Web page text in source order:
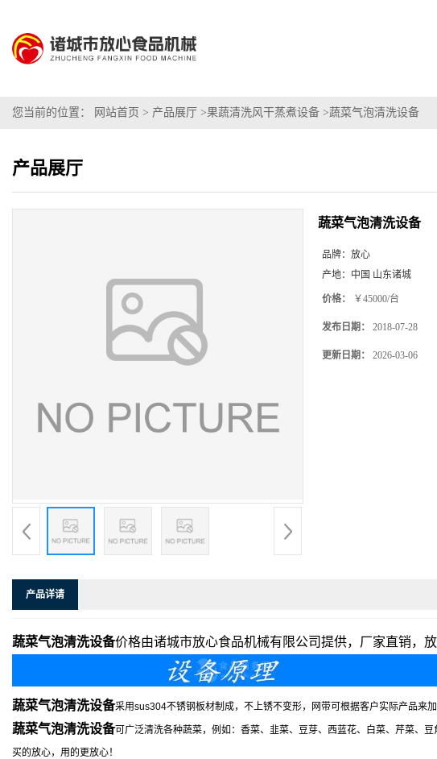
您当前的位置： 网站首页 > 产品展厅 >果蔬清洗风干蒸煮设备 >蔬菜气泡清洗设备
产品展厅
蔬菜气泡清洗设备
品牌： 放心
产地： 中国 山东诸城
价格： ￥45000/台
发布日期： 2018-07-28
更新日期： 2026-03-06
产品详请
蔬菜气泡清洗设备价格由诸城市放心食品机械有限公司提供，厂家直销，放
蔬菜气泡清洗设备采用sus304不锈钢板材制成，不上锈不变形，网带可根据客户实际产品来加
蔬菜气泡清洗设备可广泛清洗各种蔬菜，例如：香菜、韭菜、豆芽、西蓝花、白菜、芹菜、
买的放心，用的更放心！